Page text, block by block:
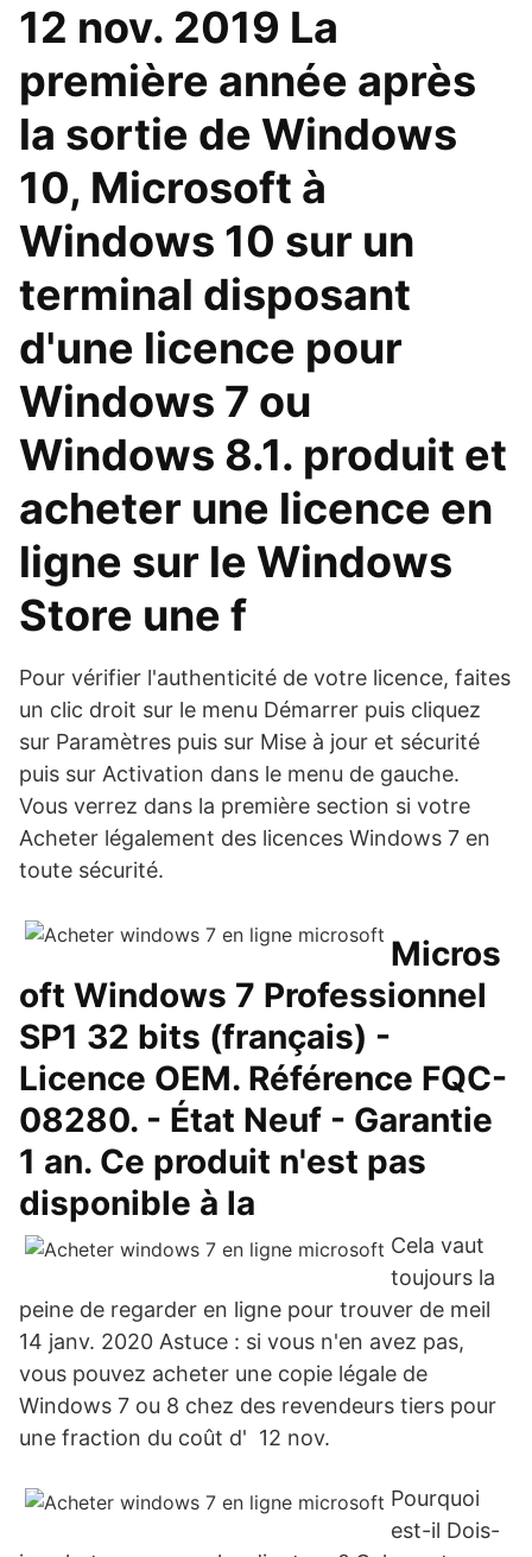
12 nov. 2019 La
première année après
la sortie de Windows
10, Microsoft à
Windows 10 sur un
terminal disposant
d'une licence pour
Windows 7 ou
Windows 8.1. produit et
acheter une licence en
ligne sur le Windows
Store une f
Pour vérifier l'authenticité de votre licence, faites
un clic droit sur le menu Démarrer puis cliquez
sur Paramètres puis sur Mise à jour et sécurité
puis sur Activation dans le menu de gauche.
Vous verrez dans la première section si votre
Acheter légalement des licences Windows 7 en
toute sécurité.
Micros
oft Windows 7 Professionnel
SP1 32 bits (français) -
Licence OEM. Référence FQC-
08280. - État Neuf - Garantie
1 an. Ce produit n'est pas
disponible à la
Cela vaut
toujours la
peine de regarder en ligne pour trouver de meil
14 janv. 2020 Astuce : si vous n'en avez pas,
vous pouvez acheter une copie légale de
Windows 7 ou 8 chez des revendeurs tiers pour
une fraction du coût d' 12 nov.
Pourquoi
est-il Dois-